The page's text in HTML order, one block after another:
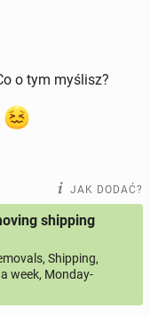
o tym myślisz?
JAK DODAĆ?
shipping
Shipping,
week, Monday-